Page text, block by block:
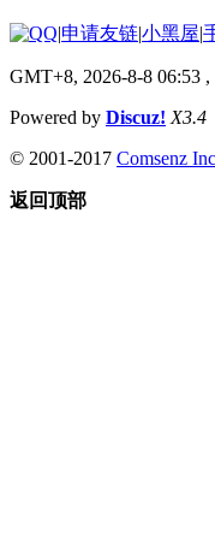
|申请友链|小黑屋|
GMT+8, 2026-8-8 06:53 ,
Powered by Discuz! X3.4
© 2001-2017 Comsenz
返回顶部